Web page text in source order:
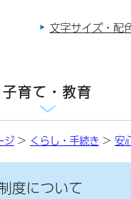
文字サイズ・配
子育て・教育
ジ> くらし・手続き > 安
度について